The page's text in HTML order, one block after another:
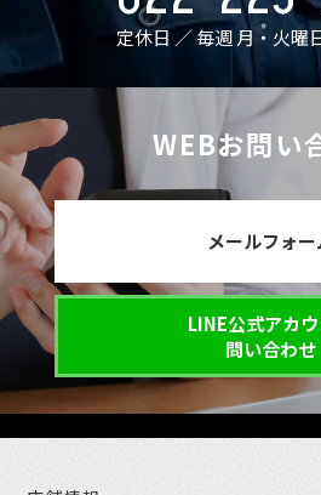
定休日 ／ 毎週 月・火曜
WEBお問い
メールフォー
LINE公式アカ
問い合わせ